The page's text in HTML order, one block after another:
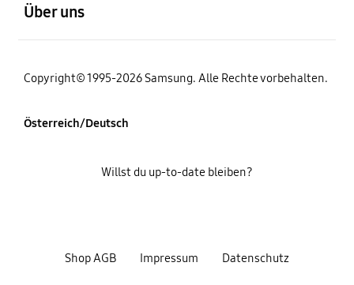
Über uns
Copyright© 1995-2026 Samsung. Alle Rechte vorbehalten.
Österreich/Deutsch
Shop AGB Impressum Datenschutz
Willst du up-to-date bleiben?